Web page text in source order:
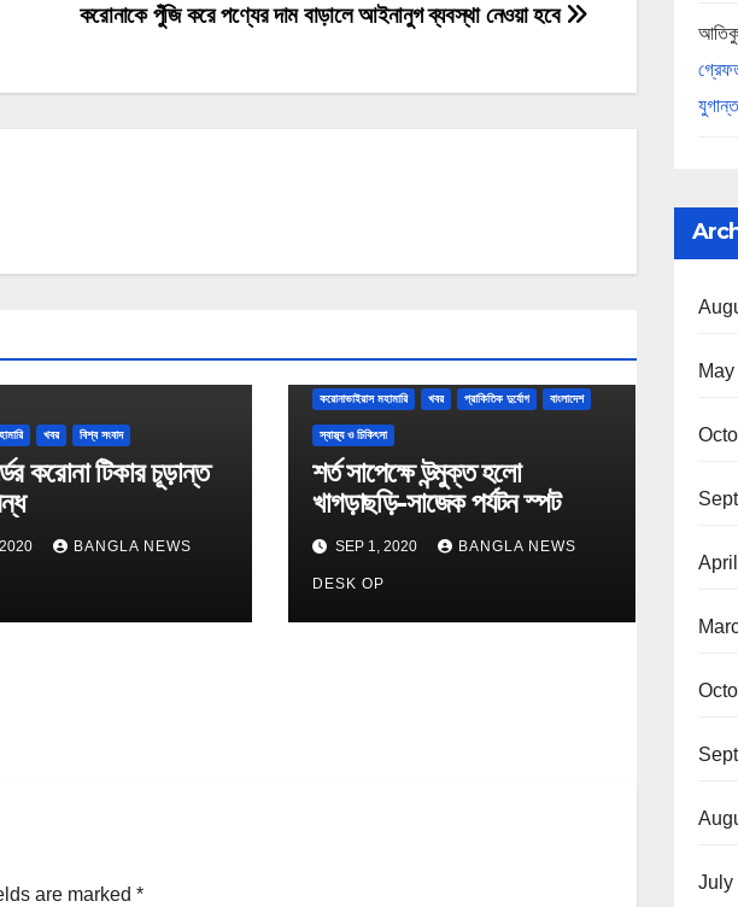
করোনাকে পুঁজি করে পণ্যের দাম বাড়ালে আইনানুগ ব্যবস্থা নেওয়া হবে
খবর বিশ্ব সংবাদ
করোনা টিকার চূড়ান্ত
BANGLA NEWS
করোনাভাইরাস মহামারি খবর প্রাকিতিক দুর্যোগ বাংলাদেশ
স্বাস্থ্য ও চিকিৎসা
শর্ত সাপেক্ষে উন্মুক্ত হলো
খাগড়াছড়ি-সাজেক পর্যটন স্পট
SEP 1, 2020 BANGLA NEWS
DESK OP
are marked *
July